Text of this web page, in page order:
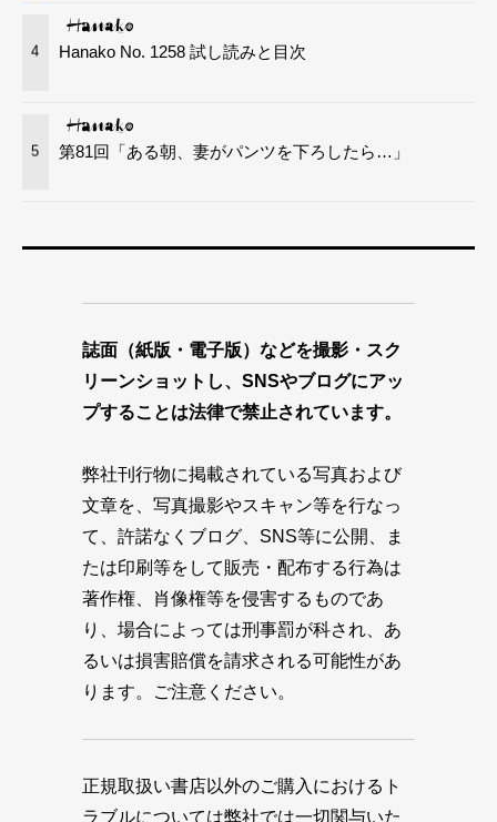
4 Hanako No. 1258 試し読みと目次
5 第81回「ある朝、妻がパンツを下ろしたら…」
誌面（紙版・電子版）などを撮影・スク
リーンショットし、SNSやブログにアッ
プすることは法律で禁止されています。
弊社刊行物に掲載されている写真および
文章を、写真撮影やスキャン等を行なっ
て、許諾なくブログ、SNS等に公開、ま
たは印刷等をして販売・配布する行為は
著作権、肖像権等を侵害するものであ
り、場合によっては刑事罰が科され、あ
るいは損害賠償を請求される可能性があ
ります。ご注意ください。
正規取扱い書店以外のご購入におけるト
ラブルについては弊社では一切関与いた